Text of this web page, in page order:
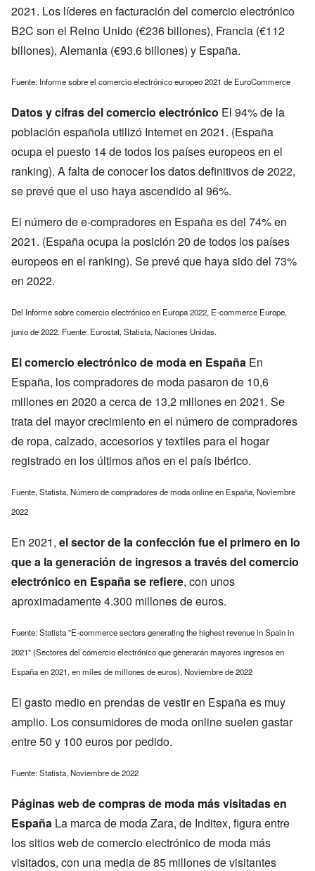
2021. Los líderes en facturación del comercio electrónico
B2C son el Reino Unido (€236 billones), Francia (€112
billones), Alemania (€93.6 billones) y España.
Fuente: Informe sobre el comercio electrónico europeo 2021 de EuroCommerce
Datos y cifras del comercio electrónico El 94% de la
población española utilizó Internet en 2021. (España
ocupa el puesto 14 de todos los países europeos en el
ranking). A falta de conocer los datos definitivos de 2022,
se prevé que el uso haya ascendido al 96%.
El número de e-compradores en España es del 74% en
2021. (España ocupa la posición 20 de todos los países
europeos en el ranking). Se prevé que haya sido del 73%
en 2022.
Del Informe sobre comercio electrónico en Europa 2022, E-commerce Europe,
junio de 2022. Fuente: Eurostat, Statista, Naciones Unidas.
El comercio electrónico de moda en España En
España, los compradores de moda pasaron de 10,6
millones en 2020 a cerca de 13,2 millones en 2021. Se
trata del mayor crecimiento en el número de compradores
de ropa, calzado, accesorios y textiles para el hogar
registrado en los últimos años en el país ibérico.
Fuente, Statista, Número de compradores de moda online en España, Noviembre
2022
En 2021, el sector de la confección fue el primero en lo
que a la generación de ingresos a través del comercio
electrónico en España se refiere, con unos
aproximadamente 4.300 millones de euros.
Fuente: Statista ”E-commerce sectors generating the highest revenue in Spain in
2021" (Sectores del comercio electrónico que generarán mayores ingresos en
España en 2021, en miles de millones de euros), Noviembre de 2022
El gasto medio en prendas de vestir en España es muy
amplio. Los consumidores de moda online suelen gastar
entre 50 y 100 euros por pedido.
Fuente: Statista, Noviembre de 2022
Páginas web de compras de moda más visitadas en
España La marca de moda Zara, de Inditex, figura entre
los sitios web de comercio electrónico de moda más
visitados, con una media de 85 millones de visitantes